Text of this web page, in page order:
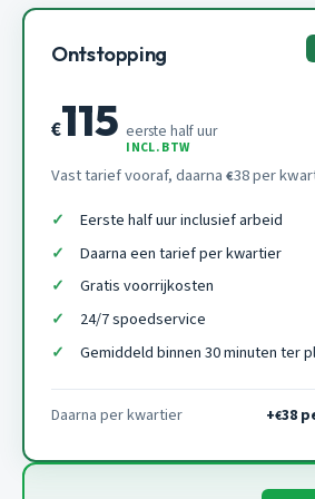
Ontstopping
€115 eerste half uur
INCL. BTW
Vast tarief vooraf, daarna €38 per
Eerste half uur inclusief arbeid
Daarna een tarief per kwartier
Gratis voorrijkosten
24/7 spoedservice
Gemiddeld binnen 30 minuten ter
Daarna per kwartier +€38